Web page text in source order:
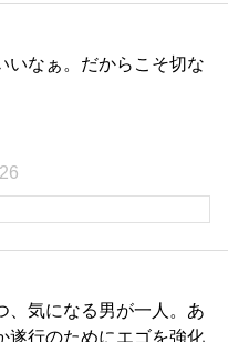
いなぁ。だからこそ切な
、気になる男が一人。あ
遂行のためにエゴを強化